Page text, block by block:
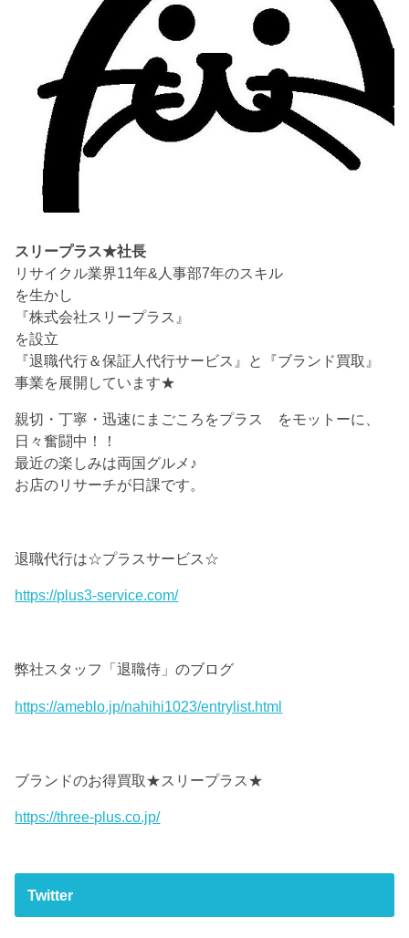
スリープラス★社長
リサイクル業界11年&人事部7年のスキル
を生かし
『株式会社スリープラス』
を設立
『退職代行＆保証人代行サービス』と『ブランド買取』
事業を展開しています★
親切・丁寧・迅速にまごころをプラス をモットーに、
日々奮闘中！！
最近の楽しみは両国グルメ♪
お店のリサーチが日課です。
退職代行は☆プラスサービス☆
https://plus3-service.com/
弊社スタッフ「退職侍」のブログ
https://ameblo.jp/nahihi1023/entrylist.html
ブランドのお得買取★スリープラス★
https://three-plus.co.jp/
Twitter